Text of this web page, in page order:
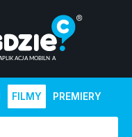
FILMY PREMIERY